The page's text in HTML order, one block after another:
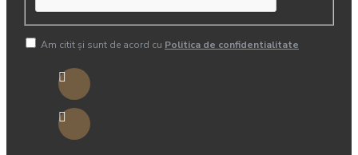
Am citit şi sunt de acord cu Politica de confidentialitate